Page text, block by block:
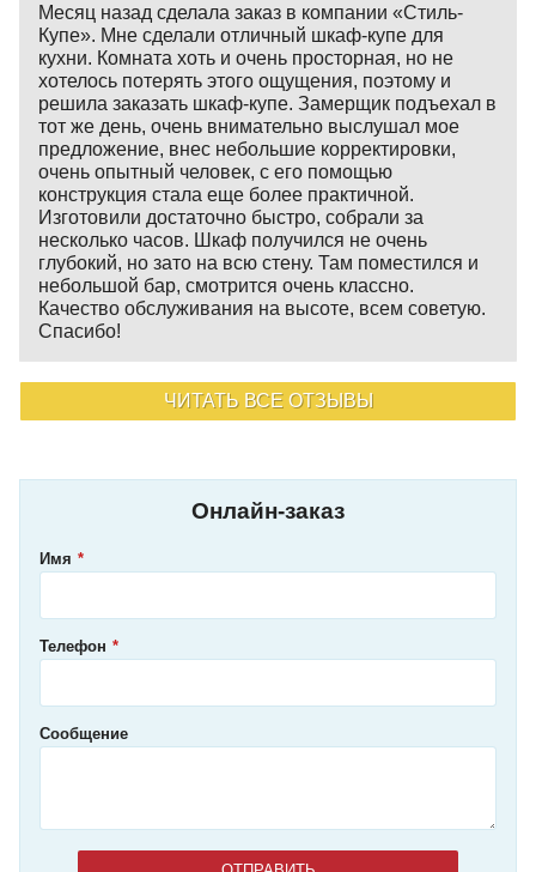
Месяц назад сделала заказ в компании «Стиль-
Купе». Мне сделали отличный шкаф-купе для
кухни. Комната хоть и очень просторная, но не
хотелось потерять этого ощущения, поэтому и
решила заказать шкаф-купе. Замерщик подъехал в
тот же день, очень внимательно выслушал мое
предложение, внес небольшие корректировки,
очень опытный человек, с его помощью
конструкция стала еще более практичной.
Изготовили достаточно быстро, собрали за
несколько часов. Шкаф получился не очень
глубокий, но зато на всю стену. Там поместился и
небольшой бар, смотрится очень классно.
Качество обслуживания на высоте, всем советую.
Спасибо!
ЧИТАТЬ ВСЕ ОТЗЫВЫ
Онлайн-заказ
Имя
Телефон
Сообщение